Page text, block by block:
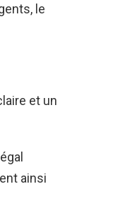
le
et un
ainsi